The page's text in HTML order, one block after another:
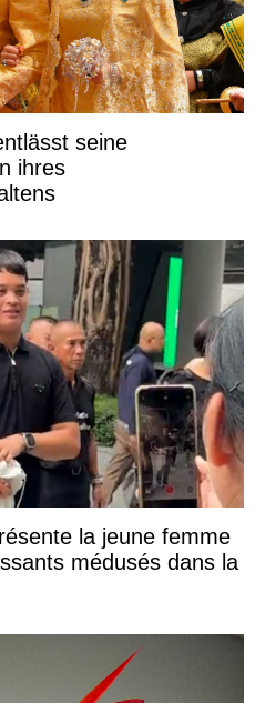
seine
ihres
la jeune femme
médusés dans la